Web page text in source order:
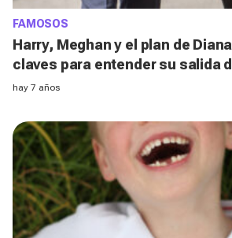
FAMOSOS
Harry, Meghan y el plan de
claves para entender su salida
hay 7 años